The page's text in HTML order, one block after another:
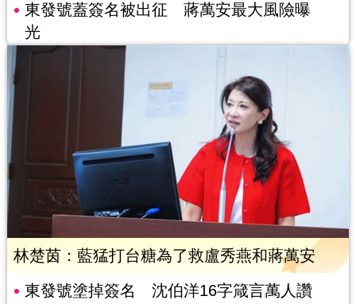
東發號蓋簽名被出征 蔣萬安最大風險曝
光
林楚茵：藍猛打台糖為了救盧秀燕和蔣萬安
東發號塗掉簽名 沈伯洋16字箴言萬人讚